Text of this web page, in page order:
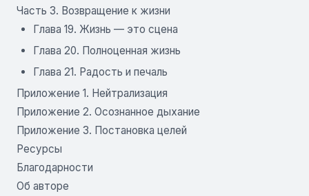
Часть 3. Возвращение к жизни
Глава 19. Жизнь — это сцена
Глава 20. Полноценная жизнь
Глава 21. Радость и печаль
Приложение 1. Нейтрализация
Приложение 2. Осознанное дыхание
Приложение 3. Постановка целей
Ресурсы
Благодарности
Об авторе